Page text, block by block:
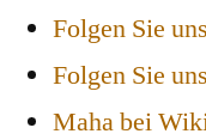
Folgen Sie
Folgen Sie
Maha bei